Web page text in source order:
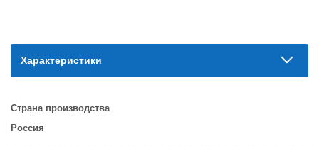
Характеристики
Страна производства
Россия